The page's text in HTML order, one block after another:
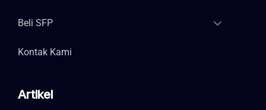
Beli SFP
Kontak Kami
Artikel